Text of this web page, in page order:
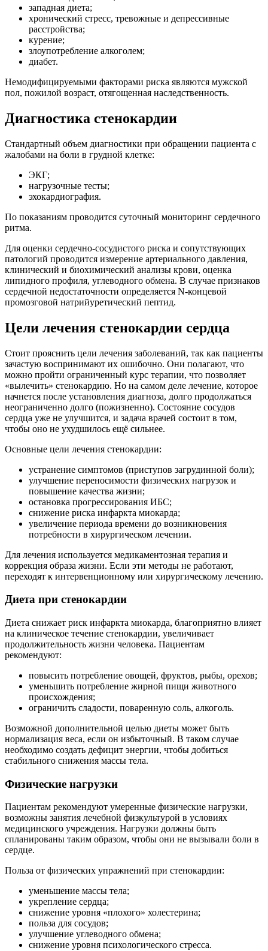
западная диета;
хронический стресс, тревожные и депрессивные
расстройства;
курение;
злоупотребление алкоголем;
диабет.
Немодифицируемыми факторами риска являются мужской
пол, пожилой возраст, отягощенная наследственность.
Диагностика стенокардии
Стандартный объем диагностики при обращении пациента с
жалобами на боли в грудной клетке:
ЭКГ;
нагрузочные тесты;
эхокардиография.
По показаниям проводится суточный мониторинг сердечного
ритма.
Для оценки сердечно-сосудистого риска и сопутствующих
патологий проводится измерение артериального давления,
клинический и биохимический анализы крови, оценка
липидного профиля, углеводного обмена. В случае признаков
сердечной недостаточности определяется N-концевой
промозговой натрийуретический пептид.
Цели лечения стенокардии сердца
Стоит прояснить цели лечения заболеваний, так как пациенты
зачастую воспринимают их ошибочно. Они полагают, что
можно пройти ограниченный курс терапии, что позволяет
«вылечить» стенокардию. Но на самом деле лечение, которое
начнется после установления диагноза, долго продолжаться
неограниченно долго (пожизненно). Состояние сосудов
сердца уже не улучшится, и задача врачей состоит в том,
чтобы оно не ухудшилось ещё сильнее.
Основные цели лечения стенокардии:
устранение симптомов (приступов загрудинной боли);
улучшение переносимости физических нагрузок и
повышение качества жизни;
остановка прогрессирования ИБС;
снижение риска инфаркта миокарда;
увеличение периода времени до возникновения
потребности в хирургическом лечении.
Для лечения используется медикаментозная терапия и
коррекция образа жизни. Если эти методы не работают,
переходят к интервенционному или хирургическому лечению.
Диета при стенокардии
Диета снижает риск инфаркта миокарда, благоприятно влияет
на клиническое течение стенокардии, увеличивает
продолжительность жизни человека. Пациентам
рекомендуют:
повысить потребление овощей, фруктов, рыбы, орехов;
уменьшить потребление жирной пищи животного
происхождения;
ограничить сладости, поваренную соль, алкоголь.
Возможной дополнительной целью диеты может быть
нормализация веса, если он избыточный. В таком случае
необходимо создать дефицит энергии, чтобы добиться
стабильного снижения массы тела.
Физические нагрузки
Пациентам рекомендуют умеренные физические нагрузки,
возможны занятия лечебной физкультурой в условиях
медицинского учреждения. Нагрузки должны быть
спланированы таким образом, чтобы они не вызывали боли в
сердце.
Польза от физических упражнений при стенокардии:
уменьшение массы тела;
укрепление сердца;
снижение уровня «плохого» холестерина;
польза для сосудов;
улучшение углеводного обмена;
снижение уровня психологического стресса.